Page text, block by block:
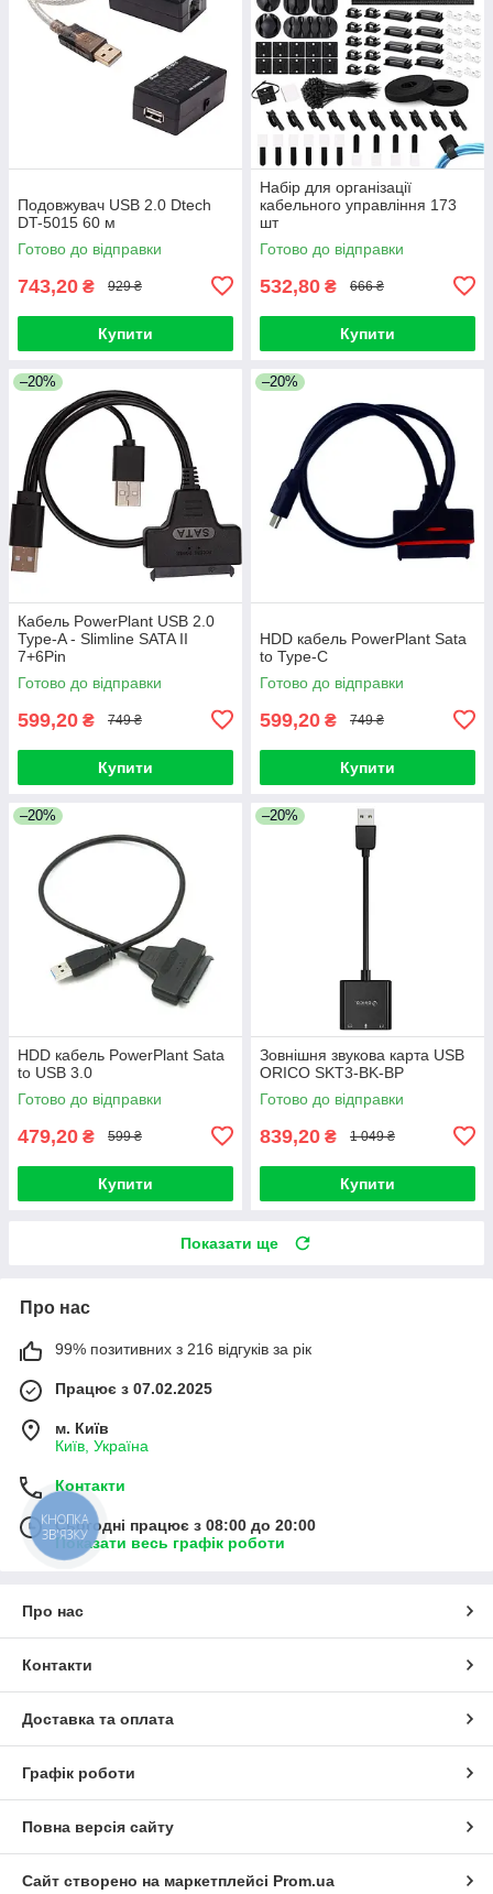
Подовжувач USB 2.0 Dtech
DT-5015 60 м
Готово до відправки
743,20 ₴ 929 ₴
Купити
Набір для організації
кабельного управління 173
шт
Готово до відправки
532,80 ₴ 666 ₴
Купити
–20%
Кабель PowerPlant USB 2.0
Type-A - Slimline SATA II
7+6Pin
Готово до відправки
599,20 ₴ 749 ₴
Купити
–20%
HDD кабель PowerPlant Sata
to Type-C
Готово до відправки
599,20 ₴ 749 ₴
Купити
–20%
HDD кабель PowerPlant Sata
to USB 3.0
Готово до відправки
479,20 ₴ 599 ₴
Купити
–20%
Зовнішня звукова карта USB
ORICO SKT3-BK-BP
Готово до відправки
839,20 ₴ 1 049 ₴
Купити
Показати ще
Про нас
99% позитивних з 216 відгуків за рік
Працює з 07.02.2025
м. Київ
Київ, Україна
Контакти
Сьогодні працює з 08:00 до 20:00
Показати весь графік роботи
Про нас
Контакти
Доставка та оплата
Графік роботи
Повна версія сайту
Сайт створено на маркетплейсі Prom.ua
КНОПКА
ЗВ'ЯЗКУ